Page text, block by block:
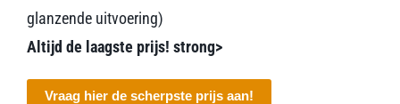
glanzende uitvoering)
Altijd de laagste prijs! strong>
Vraag hier de scherpste prijs aan!